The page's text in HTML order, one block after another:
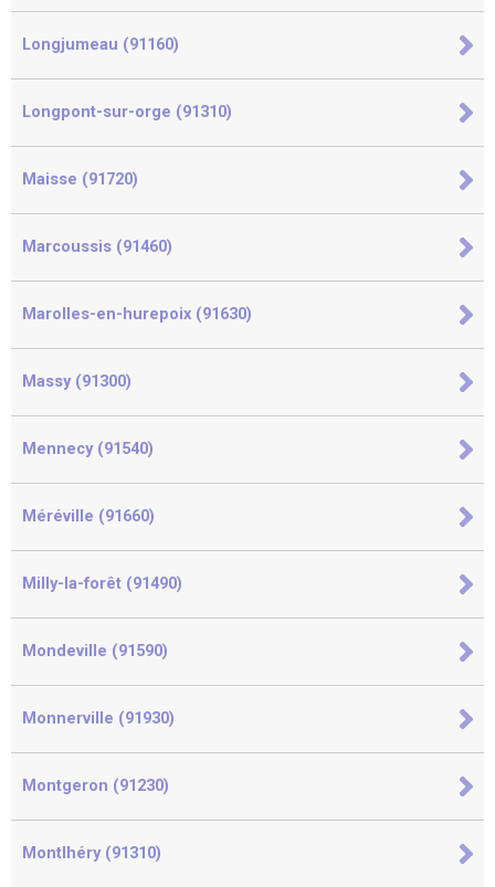
Longjumeau (91160)
Longpont-sur-orge (91310)
Maisse (91720)
Marcoussis (91460)
Marolles-en-hurepoix (91630)
Massy (91300)
Mennecy (91540)
Méréville (91660)
Milly-la-forêt (91490)
Mondeville (91590)
Monnerville (91930)
Montgeron (91230)
Montlhéry (91310)